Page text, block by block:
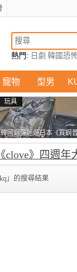
熱門: 日劇 韓國恐
寵物 型男
玩具
韓國鋼彈迷遊日本《買鋼
塞不進行李箱》網友們集
益提供解方了……
《clove》四週年
」的搜尋結果